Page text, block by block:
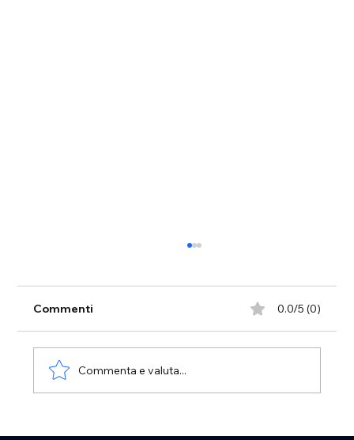
Proiettore Laser LSF per Dime
Commenti 0.0/5 (0)
Commenta e valuta...